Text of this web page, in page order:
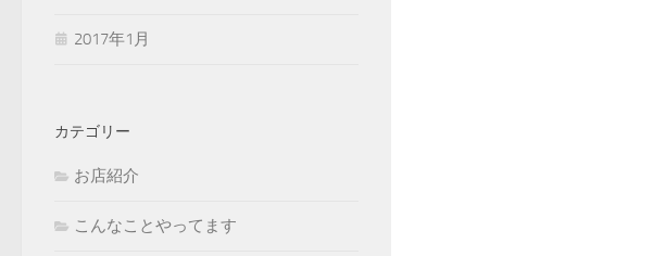
2017年1月
カテゴリー
お店紹介
こんなことやってます